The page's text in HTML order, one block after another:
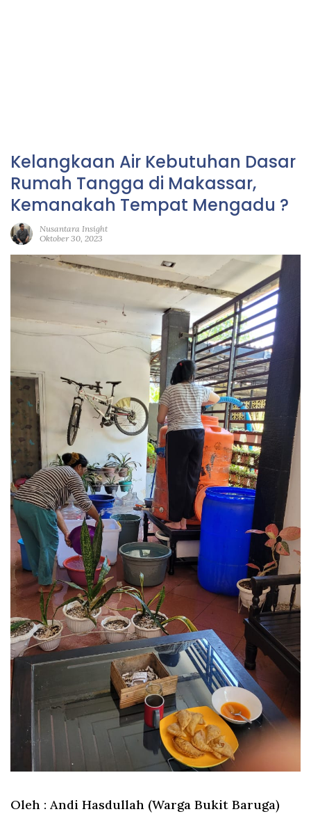
Kelangkaan Air Kebutuhan Dasar
Rumah Tangga di Makassar,
Kemanakah Tempat Mengadu ?
Nusantara Insight
Oktober 30, 2023
Oleh : Andi Hasdullah (Warga Bukit Baruga)